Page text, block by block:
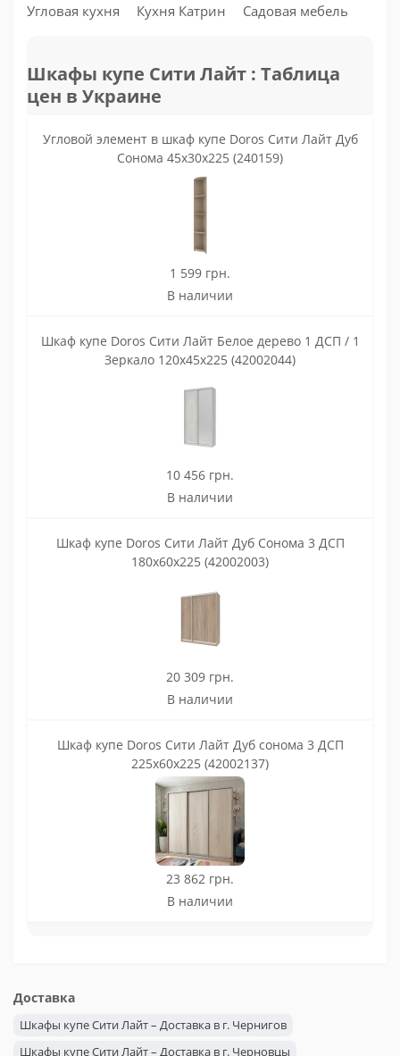
Угловая кухня
Кухня Катрин Садовая мебель
Шкафы купе Сити Лайт : Таблица
цен в Украине
Угловой элемент в шкаф купе Doros Сити Лайт Дуб
Сонома 45х30х225 (240159)
1 599 грн.
В наличии
Шкаф купе Doros Сити Лайт Белое дерево 1 ДСП / 1
Зеркало 120х45х225 (42002044)
10 456 грн.
В наличии
Шкаф купе Doros Сити Лайт Дуб Cонома 3 ДСП
180х60х225 (42002003)
20 309 грн.
В наличии
Шкаф купе Doros Сити Лайт Дуб сонома 3 ДСП
225х60х225 (42002137)
23 862 грн.
В наличии
Доставка
Шкафы купе Сити Лайт – Доставка в г. Чернигов
Шкафы купе Сити Лайт – Доставка в г. Черновцы